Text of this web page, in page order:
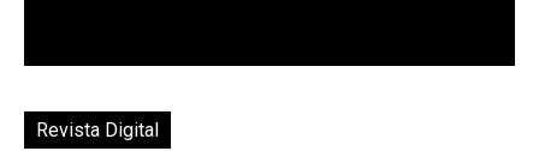
Revista Digital